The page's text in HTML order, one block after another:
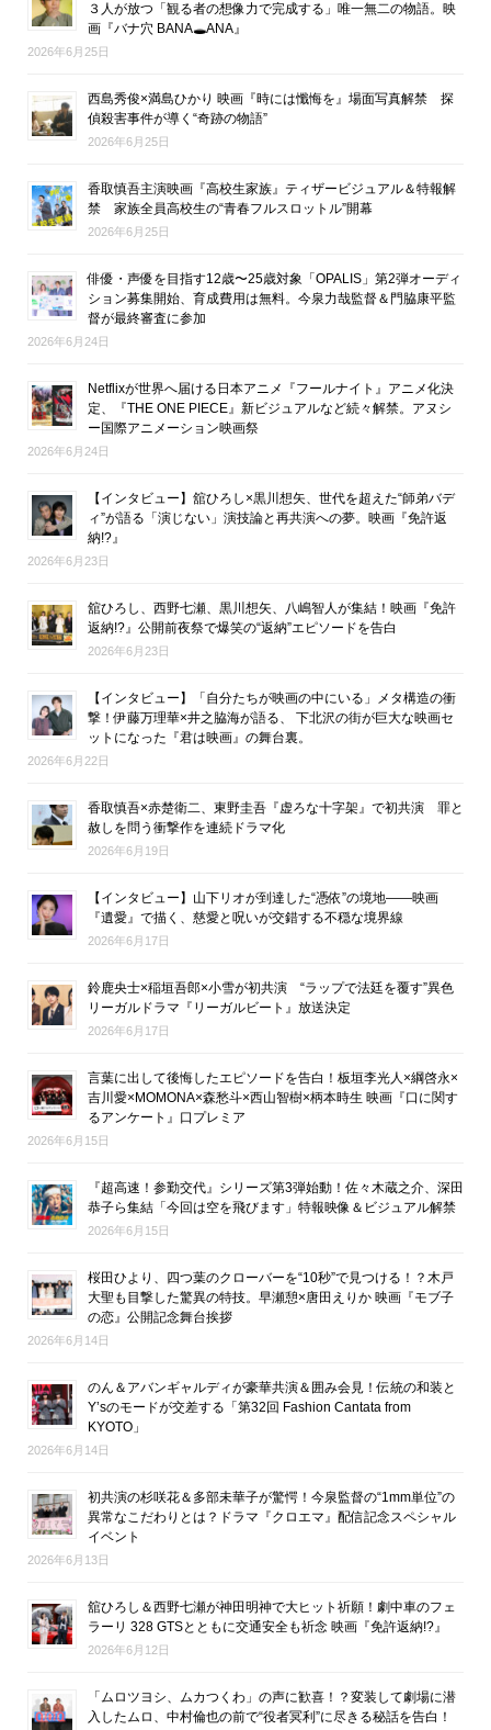
３人が放つ「観る者の想像力で完成する」唯一無二の物語。映
画『バナ穴 BANA🕳ANA』
2026年6月25日
西島秀俊×満島ひかり 映画『時には懺悔を』場面写真解禁 探
偵殺害事件が導く“奇跡の物語”
2026年6月25日
香取慎吾主演映画『高校生家族』ティザービジュアル＆特報解
禁 家族全員高校生の“青春フルスロットル”開幕
2026年6月25日
俳優・声優を目指す12歳〜25歳対象「OPALIS」第2弾オーディ
ション募集開始、育成費用は無料。今泉力哉監督＆門脇康平監
督が最終審査に参加
2026年6月24日
Netflixが世界へ届ける日本アニメ『フールナイト』アニメ化決
定、『THE ONE PIECE』新ビジュアルなど続々解禁。アヌシ
ー国際アニメーション映画祭
2026年6月24日
【インタビュー】舘ひろし×黒川想矢、世代を超えた“師弟バデ
ィ”が語る「演じない」演技論と再共演への夢。映画『免許返
納!?』
2026年6月23日
舘ひろし、西野七瀬、黒川想矢、八嶋智人が集結！映画『免許
返納!?』公開前夜祭で爆笑の“返納”エピソードを告白
2026年6月23日
【インタビュー】「自分たちが映画の中にいる」メタ構造の衝
撃！伊藤万理華×井之脇海が語る、 下北沢の街が巨大な映画セ
ットになった『君は映画』の舞台裏。
2026年6月22日
香取慎吾×赤楚衛二、東野圭吾『虚ろな十字架』で初共演 罪と
赦しを問う衝撃作を連続ドラマ化
2026年6月19日
【インタビュー】山下リオが到達した“憑依”の境地――映画
『遺愛』で描く、慈愛と呪いが交錯する不穏な境界線
2026年6月17日
鈴鹿央士×稲垣吾郎×小雪が初共演 “ラップで法廷を覆す”異色
リーガルドラマ『リーガルビート』放送決定
2026年6月17日
言葉に出して後悔したエピソードを告白！板垣李光人×綱啓永×
吉川愛×MOMONA×森愁斗×西山智樹×柄本時生 映画『口に関す
るアンケート』口プレミア
2026年6月15日
『超高速！参勤交代』シリーズ第3弾始動！佐々木蔵之介、深田
恭子ら集結「今回は空を飛びます」特報映像＆ビジュアル解禁
2026年6月15日
桜田ひより、四つ葉のクローバーを“10秒”で見つける！？木戸
大聖も目撃した驚異の特技。早瀬憩×唐田えりか 映画『モブ子
の恋』公開記念舞台挨拶
2026年6月14日
のん＆アバンギャルディが豪華共演＆囲み会見！伝統の和装と
Y’sのモードが交差する「第32回 Fashion Cantata from
KYOTO」
2026年6月14日
初共演の杉咲花＆多部未華子が驚愕！今泉監督の“1mm単位”の
異常なこだわりとは？ドラマ『クロエマ』配信記念スペシャル
イベント
2026年6月13日
舘ひろし＆西野七瀬が神田明神で大ヒット祈願！劇中車のフェ
ラーリ 328 GTSとともに交通安全も祈念 映画『免許返納!?』
2026年6月12日
「ムロツヨシ、ムカつくわ」の声に歓喜！？変装して劇場に潜
入したムロ、中村倫也の前で“役者冥利”に尽きる秘話を告白！